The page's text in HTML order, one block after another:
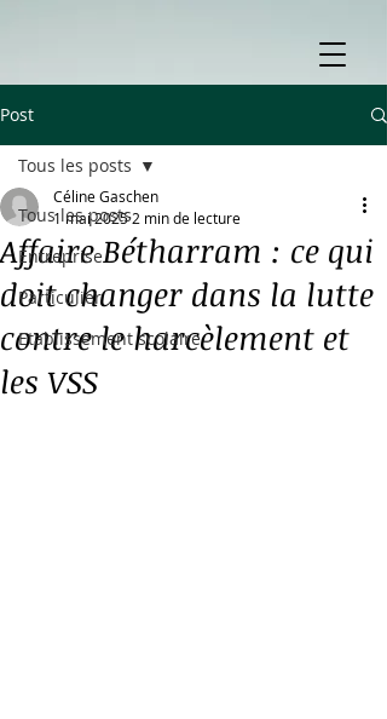
Post
Tous les posts
Entreprise
Particulier
Etablissement scolaire
Tous les posts
Affaire Bétharram : ce qui
doit changer dans la lutte
contre le harcèlement et
les VSS
Céline Gaschen
1 mai 2025 2 min de lecture